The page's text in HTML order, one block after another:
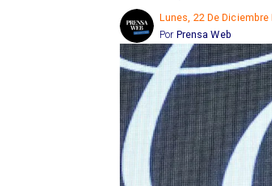
Lunes, 22 De Diciembre
Prensa Web
Por